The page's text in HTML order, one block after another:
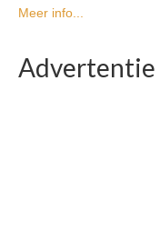
Meer info...
Advertentie